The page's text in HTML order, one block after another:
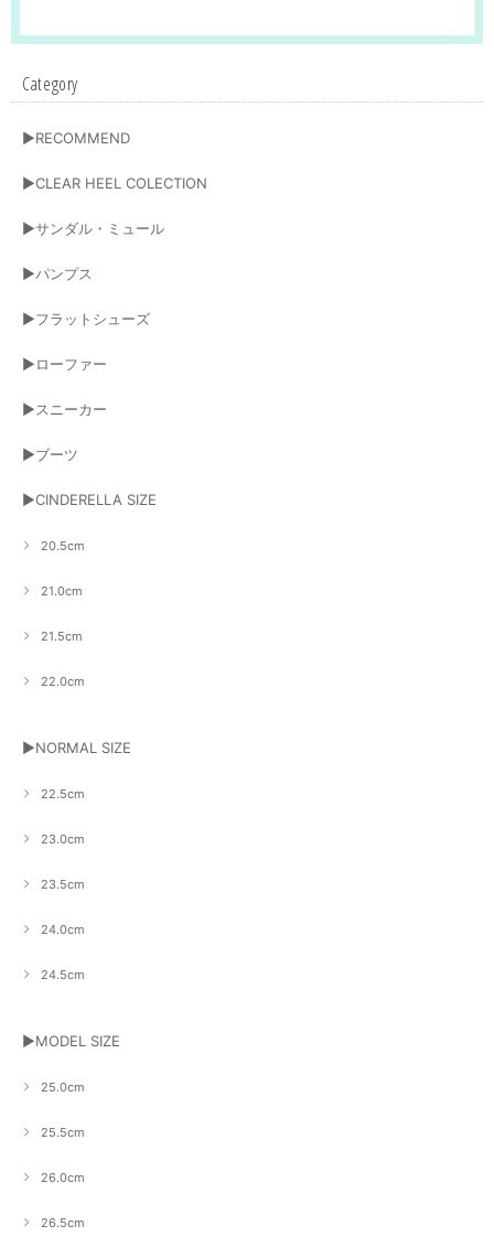
Category
▶RECOMMEND
▶CLEAR HEEL COLECTION
▶サンダル・ミュール
▶パンプス
▶フラットシューズ
▶ローファー
▶スニーカー
▶ブーツ
▶CINDERELLA SIZE
20.5cm
21.0cm
21.5cm
22.0cm
▶NORMAL SIZE
22.5cm
23.0cm
23.5cm
24.0cm
24.5cm
▶MODEL SIZE
25.0cm
25.5cm
26.0cm
26.5cm